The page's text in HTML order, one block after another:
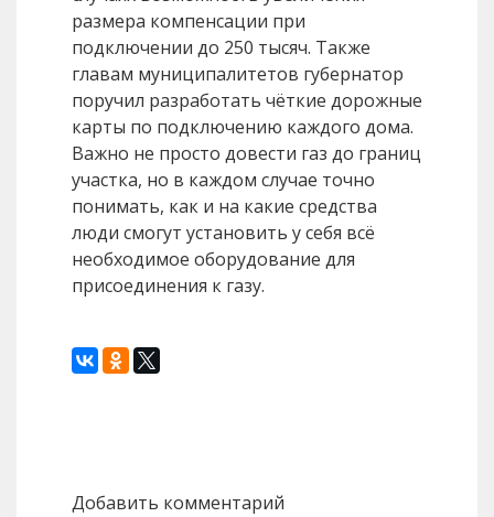
размера компенсации при
подключении до 250 тысяч. Также
главам муниципалитетов губернатор
поручил разработать чёткие дорожные
карты по подключению каждого дома.
Важно не просто довести газ до границ
участка, но в каждом случае точно
понимать, как и на какие средства
люди смогут установить у себя всё
необходимое оборудование для
присоединения к газу.
Добавить комментарий